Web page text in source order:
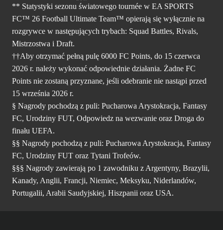
** Statystyki sezonu światowego tournée w EA SPORTS
FC™ 26 Football Ultimate Team™ opierają się wyłącznie na
rozgrywce w następujących trybach: Squad Battles, Rivals,
Mistrzostwa i Draft.
††Aby otrzymać pełną pulę 6000 FC Points, do 15 czerwca
2026 r. należy wykonać odpowiednie działania. Żadne FC
Points nie zostaną przyznane, jeśli odebranie nie nastąpi przed
15 września 2026 r.
§ Nagrody pochodzą z puli: Pucharowa Arystokracja, Fantasy
FC, Urodziny FUT, Odpowiedz na wezwanie oraz Droga do
finału UEFA.
§§ Nagrody pochodzą z puli: Pucharowa Arystokracja, Fantasy
FC, Urodziny FUT oraz Tytani Trofeów.
§§§ Nagrody zawierają po 1 zawodniku z Argentyny, Brazylii,
Kanady, Anglii, Francji, Niemiec, Meksyku, Niderlandów,
Portugalii, Arabii Saudyjskiej, Hiszpanii oraz USA.